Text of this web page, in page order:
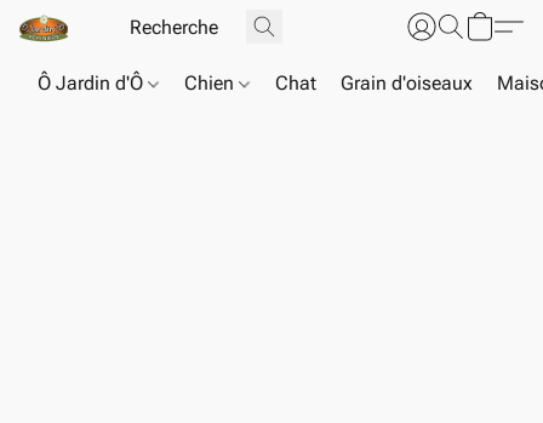
Ô Jardin d'Ô Chien Chat Grain d'oiseaux